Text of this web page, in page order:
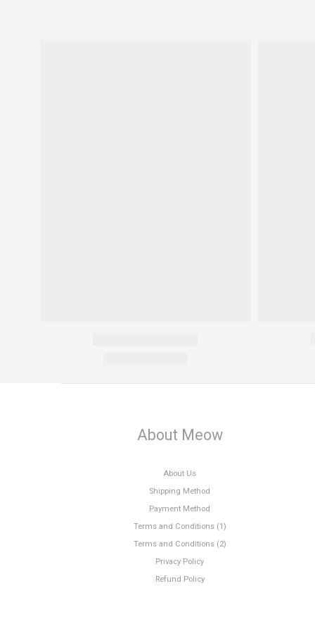
About Meow
About Us
Shipping Method
Payment Method
Terms and Conditions (1)
Terms and Conditions (2)
Privacy Policy
Refund Policy